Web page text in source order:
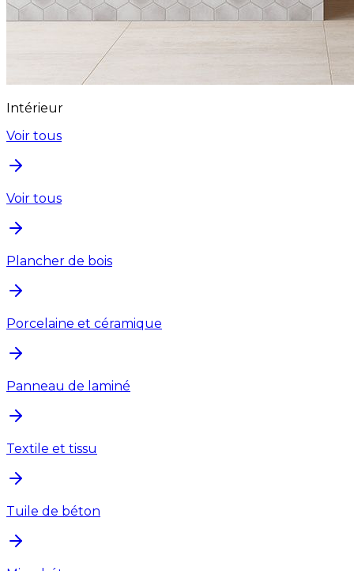
Intérieur
Voir tous
Voir tous
Plancher de bois
Porcelaine et céramique
Panneau de laminé
Textile et tissu
Tuile de béton